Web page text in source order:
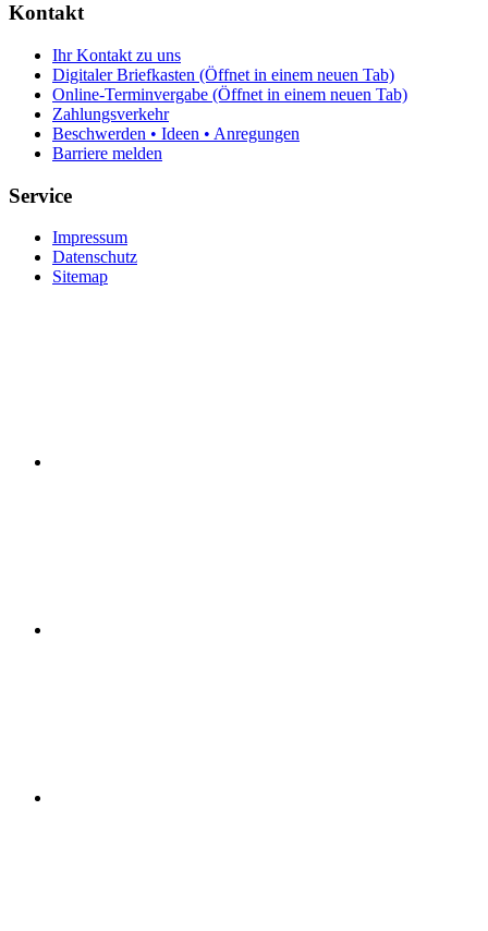
Kontakt
Ihr Kontakt zu uns
Digitaler Briefkasten (Öffnet in einem neuen Tab)
Online-Terminvergabe (Öffnet in einem neuen Tab)
Zahlungsverkehr
Beschwerden • Ideen • Anregungen
Barriere melden
Service
Impressum
Datenschutz
Sitemap